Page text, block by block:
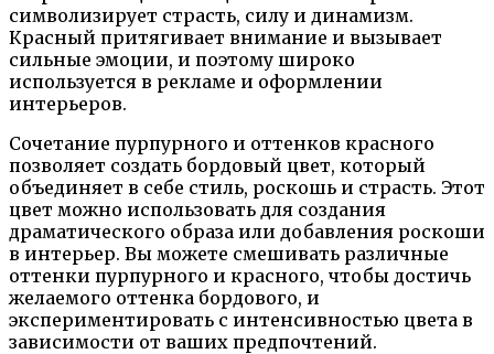
символизирует страсть, силу и динамизм.
Красный притягивает внимание и вызывает
сильные эмоции, и поэтому широко
используется в рекламе и оформлении
интерьеров.
Сочетание пурпурного и оттенков красного
позволяет создать бордовый цвет, который
объединяет в себе стиль, роскошь и страсть. Этот
цвет можно использовать для создания
драматического образа или добавления роскоши
в интерьер. Вы можете смешивать различные
оттенки пурпурного и красного, чтобы достичь
желаемого оттенка бордового, и
экспериментировать с интенсивностью цвета в
зависимости от ваших предпочтений.